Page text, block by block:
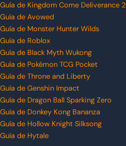
Guía de Kingdom Come Deliverance 2
Guía de Avowed
Guía de Monster Hunter Wilds
Guía de Roblox
Guía de Black Myth Wukong
Guía de Pokémon TCG Pocket
Guía de Throne and Liberty
Guía de Genshin Impact
Guía de Dragon Ball Sparking Zero
Guía de Donkey Kong Bananza
Guía de Hollow Knight Silksong
Guía de Hytale